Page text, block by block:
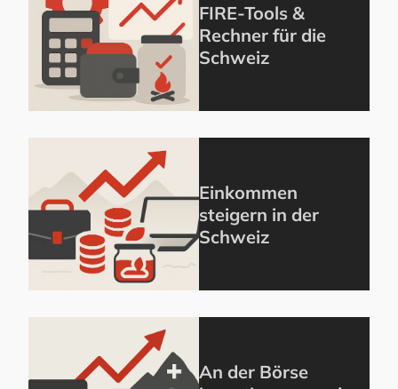
FIRE-Tools &
Rechner für die
Schweiz
Einkommen
steigern in der
Schweiz
An der Börse